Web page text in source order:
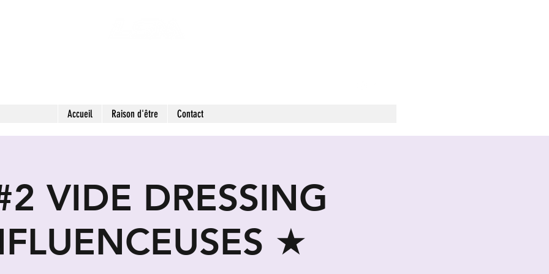
Accueil Raison d'être Contact
VIDE DRESSING
★